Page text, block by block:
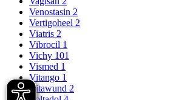
Venostasin 2
Vertigoheel 2
Viatris 2
Vibrocil 1
Vichy 101
Vismed 1
Vitango 1
Vitawund 2